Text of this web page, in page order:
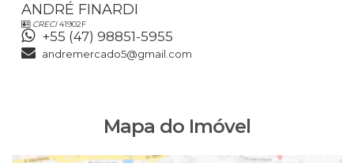
ANDRÉ FINARDI
CRECI41902F
+55 (47) 98851-5955
andremercado5@gmail.com
Mapa do Imóvel